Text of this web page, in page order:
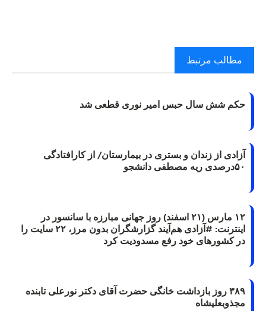
مطالب مرتبط
حکم شش سال حبس امیر نوری قطعی شد
آزادی از زندان و بستری در بیمارستان/ از کارافتادگی
۵۰درصدی ریه مصطفی دانشجو
۱۲ مارس (۲۱ اسفند) روز جهانی مبارزه با سانسور در
اینترنت: #آزادی هم‌آیند گزارشگران‌ بدون مرز، ۲۲ سایت را
در کشورهای خود رفع مسدودیت کرد
۳۸۹ روز بازداشت خانگی حضرت آقای دکتر نورعلی تابنده
مجذوبعلیشاه